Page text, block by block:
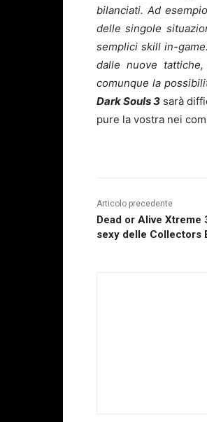
bilanciati. Ad
delle singole
semplici skill in-
dalle nuove
comunque la
Dark Souls 3 sarà
pure la vostra nei
Articolo precedente
Dead or Alive
sexy delle Collectors